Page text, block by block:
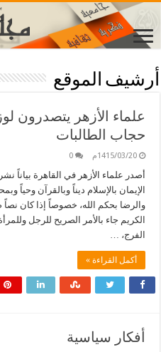
أرشيف الموقع
علماء الأزهر يتصدرون
حجاب الطالبات
1415/03/20م 0
والرضا بحكم الله، خصوصاً إذا كان نصاً
الكريم جاء بالأمر الصريح للرجل
الفرج، …
أكمل القراءة »
أفكار سياسية